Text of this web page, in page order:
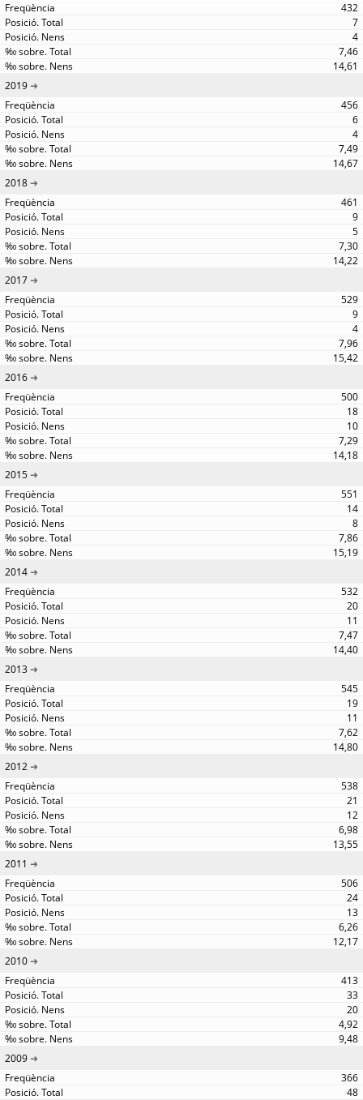
432
7
4
7,46
14,61
2019
456
6
4
7,49
14,67
2018
461
9
5
7,30
14,22
2017
529
9
4
7,96
15,42
2016
500
18
10
7,29
14,18
2015
551
14
8
7,86
15,19
2014
532
20
11
7,47
14,40
2013
545
19
11
7,62
14,80
2012
538
21
12
6,98
13,55
2011
506
24
13
6,26
12,17
2010
413
33
20
4,92
9,48
2009
366
48